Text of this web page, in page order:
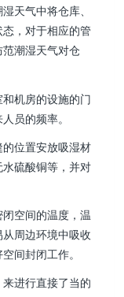
天气中将仓库、
，对于相应的管
潮湿天气对仓
机房的设施的门
员的频率。
位置安放吸湿材
硫酸铜等，并对
空间的温度，温
周边环境中吸收
间封闭工作。
进行直接了当的